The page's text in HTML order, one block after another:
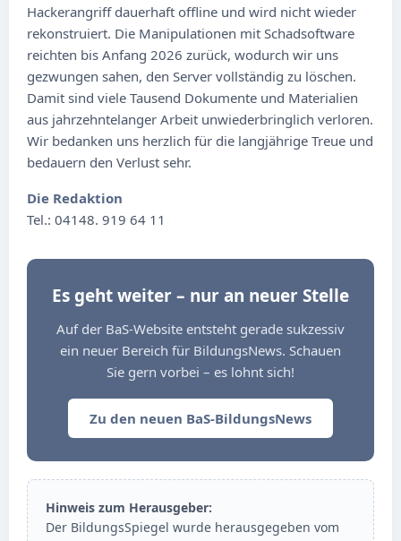
Hackerangriff dauerhaft offline und wird nicht wieder
rekonstruiert. Die Manipulationen mit Schadsoftware
reichten bis Anfang 2026 zurück, wodurch wir uns
gezwungen sahen, den Server vollständig zu löschen.
Damit sind viele Tausend Dokumente und Materialien
aus jahrzehntelanger Arbeit unwiederbringlich verloren.
Wir bedanken uns herzlich für die langjährige Treue und
bedauern den Verlust sehr.
Die Redaktion
Tel.: 04148. 919 64 11
Es geht weiter – nur an neuer Stelle
Auf der BaS-Website entsteht gerade sukzessiv
ein neuer Bereich für BildungsNews. Schauen
Sie gern vorbei – es lohnt sich!
Zu den neuen BaS-BildungsNews
Hinweis zum Herausgeber:
Der BildungsSpiegel wurde herausgegeben vom